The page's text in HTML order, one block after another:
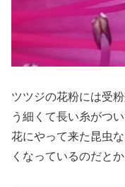
ツツジの花粉には受
う細くて長い糸がつい
花にやって来た昆虫
くなっているのだとか